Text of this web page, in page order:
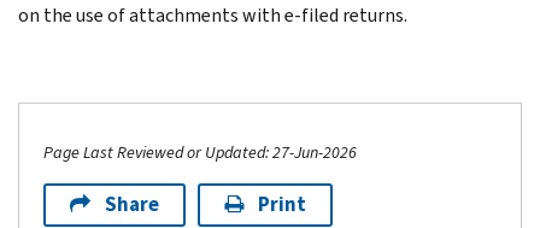
on the use of attachments with e-filed returns.
Page Last Reviewed or Updated: 27-Jun-2026
Share Print